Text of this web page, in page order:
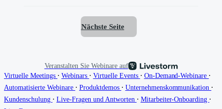
Nächste Seite
Veranstalten Sie Webinare auf
Virtuelle Meetings ∙ Webinars ∙ Virtuelle Events ∙ On-Demand-Webinare ∙
Automatisierte Webinare ∙ Produktdemos ∙ Unternehmenskommunikation ∙
Kundenschulung ∙ Live-Fragen und Antworten ∙ Mitarbeiter-Onboarding ∙